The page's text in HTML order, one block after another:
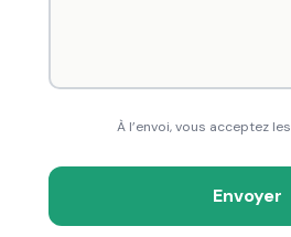
À l’envoi, vous acceptez les
Envoyer